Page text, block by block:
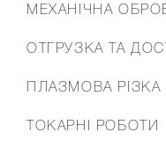
МЕХАНІЧНА
ОТГРУЗКА ТА
ПЛАЗМОВА РІЗКА
ТОКАРНІ РОБОТИ